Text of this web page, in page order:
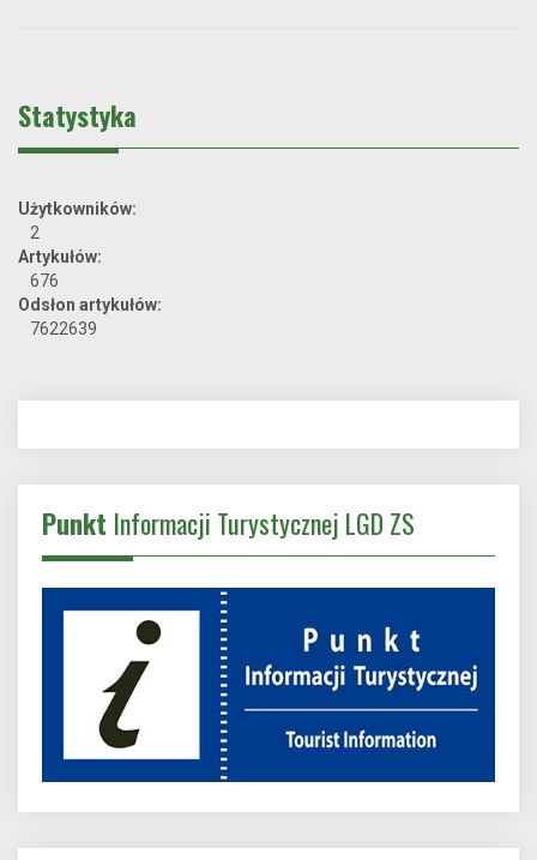
Statystyka
Użytkowników:
2
Artykułów:
676
Odsłon artykułów:
7622639
Punkt Informacji Turystycznej LGD ZS